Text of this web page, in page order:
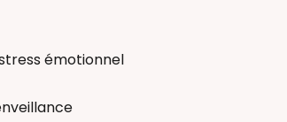
émotionnel